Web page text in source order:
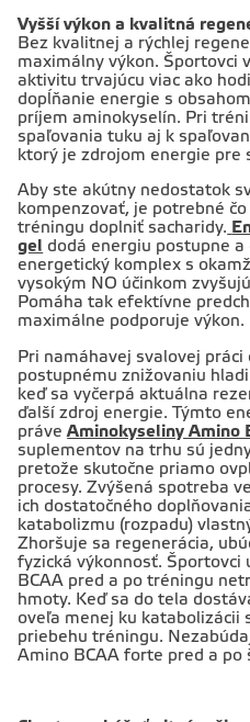
Vyšší výkon a kvalitná
Bez kvalitnej a rýchlej
maximálny výkon. Športovci
aktivitu trvajúcu viac ako
dopĺňanie energie s
príjem aminokyselín. Pri
spaľovania tuku aj k
ktorý je zdrojom energie pre
Aby ste akútny nedostatok
kompenzovať, je potrebné
tréningu doplniť sacharidy.
gel dodá energiu postupne a
energetický komplex s
vysokým NO účinkom
Pomáha tak efektívne
maximálne podporuje výkon.
Pri namáhavej svalovej práci
postupnému znižovaniu
keď sa vyčerpá aktuálna
ďalší zdroj energie. Týmto
práveAminokyseliny Amino
suplementov na trhu sú
pretože skutočne priamo
procesy. Zvýšená spotreba
ich dostatočného
katabolizmu (rozpadu)
Zhoršuje sa regenerácia,
fyzická výkonnosť. Športovci
BCAA pred a po tréningu
hmoty. Keď sa do tela
oveľa menej ku katabolizácii
priebehu tréningu.
Amino BCAA forte pred a po